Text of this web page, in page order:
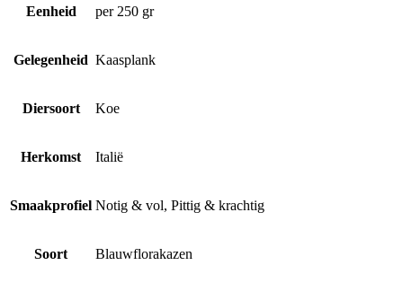
Eenheid per 250 gr
Gelegenheid Kaasplank
Diersoort Koe
Herkomst Italië
Smaakprofiel Notig & vol, Pittig & krachtig
Soort Blauwflorakazen